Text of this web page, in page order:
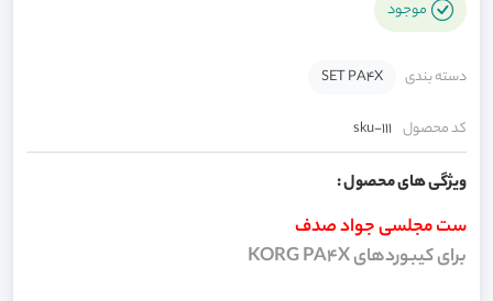
موجود
دسته بندی SET PA4X
کد محصول sku-111
ویژگی های محصول :
ست مجلسی جواد صدف
برای کیبوردهای KORG PA4X